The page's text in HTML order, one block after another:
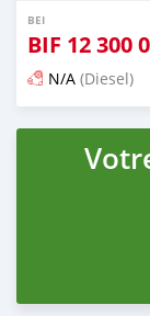
BEI
BIF 12 300
N/A (Diesel)
Ilitangazwa